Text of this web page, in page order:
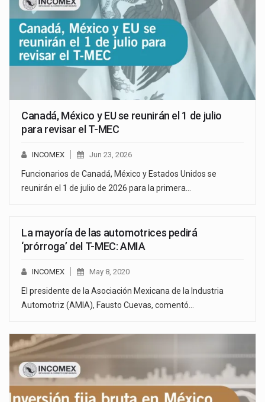
Canadá, México y EU se reunirán el 1 de julio
para revisar el T-MEC
INCOMEX Jun 23, 2026
Funcionarios de Canadá, México y Estados Unidos se
reunirán el 1 de julio de 2026 para la primera…
La mayoría de las automotrices pedirá
‘prórroga’ del T-MEC: AMIA
INCOMEX May 8, 2020
El presidente de la Asociación Mexicana de la Industria
Automotriz (AMIA), Fausto Cuevas, comentó…